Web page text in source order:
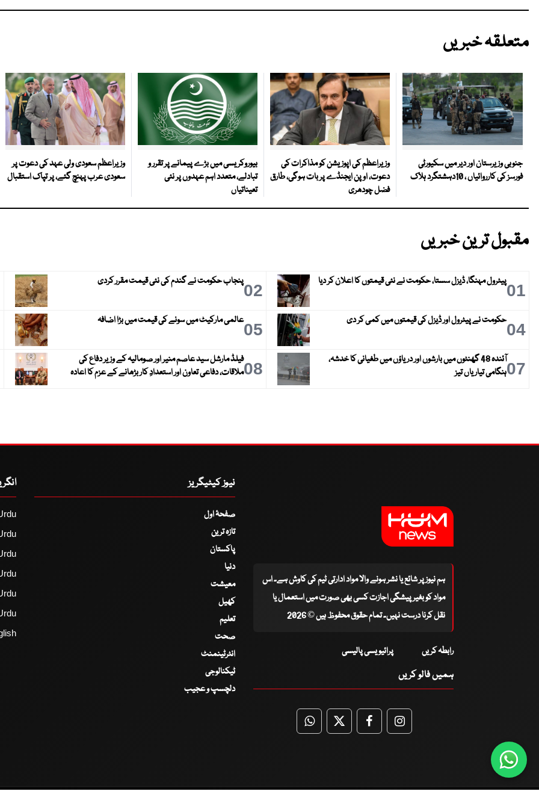
متعلقہ خبریں
جنوبی وزیرستان اور دیر میں سکیورٹی
فورسز کی کارروائیاں ، 10دہشتگرد ہلاک
وزیراعظم کی اپوزیشن کو مذاکرات کی
دعوت، اوپن ایجنڈے پر بات ہوگی، طارق
فضل چودھری
بیوروکریسی میں بڑے پیمانے پر تقرر و
تبادلے، متعدد اہم عہدوں پر نئی
تعیناتیاں
وزیراعظم سعودی ولی عہد کی دعوت پر
سعودی عرب پہنچ گئے، پر تپاک استقبال
مقبول ترین خبریں
01پیٹرول مہنگا، ڈیزل سستا، حکومت نے نئی قیمتوں کا اعلان کر دیا 02پنجاب حکومت نے گندم کی نئی قیمت مقرر کردی
04حکومت نے پیٹرول اور ڈیزل کی قیمتوں میں کمی کر دی 05عالمی مارکیٹ میں سونے کی قیمت میں بڑا اضافہ
07
آئندہ 48 گھنٹوں میں بارشوں اور دریاؤں میں طغیانی کا خدشہ،
ہنگامی تیاریاں تیز
08فیلڈ مارشل سید عاصم منیر اور صومالیہ کے وزیر دفاع کی
ملاقات، دفاعی تعاون اور استعدادِ کار بڑھانے کے عزم کا اعادہ
ہم نیوز پر شائع یا نشر ہونے والا مواد ادارتی ٹیم کی کاوش ہے۔ اس
مواد کو بغیر پیشگی اجازت کسی بھی صورت میں استعمال یا
نقل کرنا درست نہیں۔ تمام حقوق محفوظ ہیں © 2026
رابطہ کریں پرائیویسی پالیسی
ہمیں فالو کریں
WhatsApp
TwitterFacebookFacebook
نیوز کیٹیگریز
صفحۂ اول
تازہ ترین
پاکستان
دنیا
معیشت
کھیل
تعلیم
صحت
انٹرٹینمنٹ
ٹیکنالوجی
دلچسپ و عجیب